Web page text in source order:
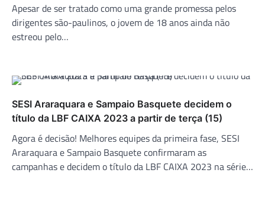
Apesar de ser tratado como uma grande promessa pelos
dirigentes são-paulinos, o jovem de 18 anos ainda não
estreou pelo…
SESI Araraquara e Sampaio Basquete decidem o
título da LBF CAIXA 2023 a partir de terça (15)
Agora é decisão! Melhores equipes da primeira fase, SESI
Araraquara e Sampaio Basquete confirmaram as
campanhas e decidem o título da LBF CAIXA 2023 na série…